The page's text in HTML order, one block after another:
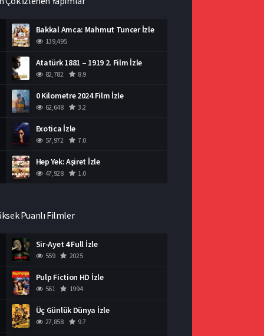
Bakkal Amca: Mahmut Tuncer İzle
139,495
Atatürk 1881 – 1919 2. Film İzle
82,782 8.9
0 Kilometre 2024 Film İzle
62,648 3.2
Exotica İzle
57,972 7.0
Hep Yek: Aşiret İzle
47,928 1.0
Puanlı Filmler
Sir-Ayet 4 Full İzle
559 2025
Pulp Fiction HD İzle
561 1994
Üç Günlük Dünya İzle
27,858 9.7